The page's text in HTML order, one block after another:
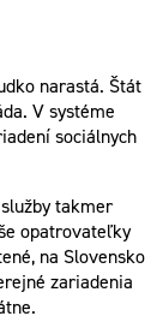
narastá. Štát
V systéme
sociálnych
takmer
opatrovateľky
na Slovensko
zariadenia